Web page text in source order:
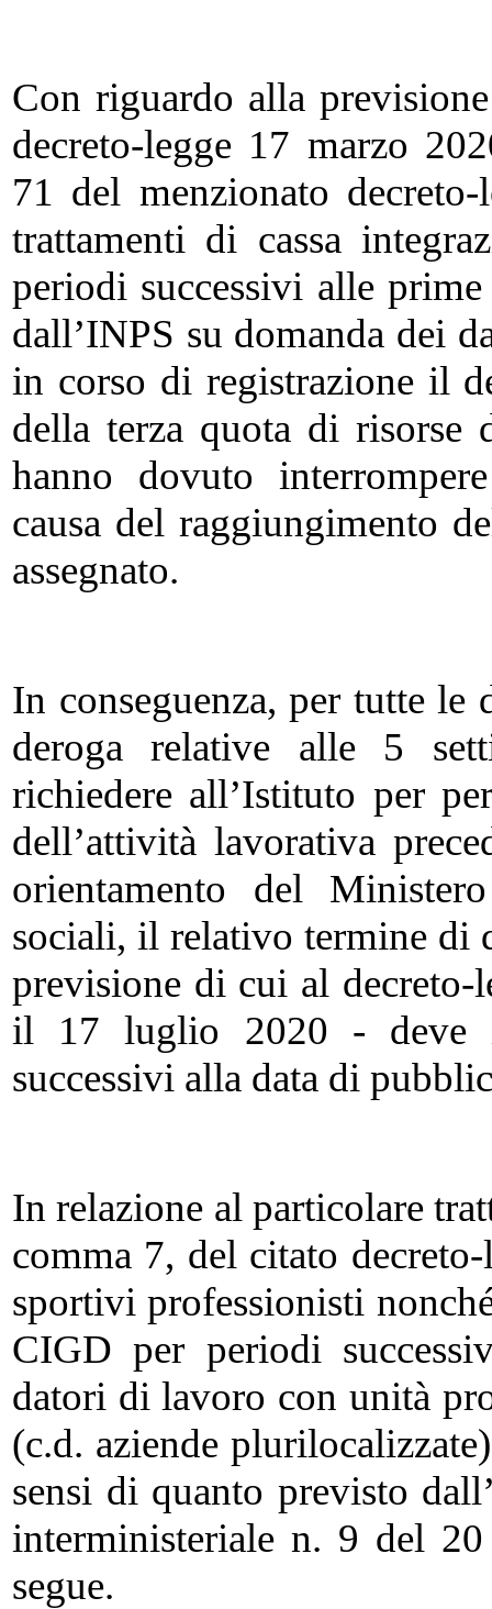
Con riguardo alla
decreto-legge 17 marzo
71 del menzionato
trattamenti di cassa
periodi successivi alle
dall’INPS su domanda dei
in corso di registrazione il
della terza quota di risorse
hanno dovuto
causa del raggiungimento
assegnato.
In conseguenza, per tutte le
deroga relative alle 5
richiedere all’Istituto per
dell’attività lavorativa
orientamento del
sociali, il relativo termine di
previsione di cui al decreto-
il 17 luglio 2020 - deve
successivi alla data di
In relazione al particolare
comma 7, del citato
sportivi professionisti
CIGD per periodi
datori di lavoro con unità
(c.d. aziende
sensi di quanto previsto
interministeriale n. 9 del
segue.